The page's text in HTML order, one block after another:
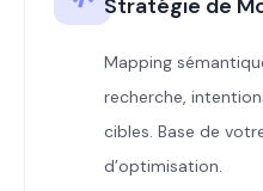
Stratégie de
Mapping
recherche,
cibles. Base de
d’optimisation.